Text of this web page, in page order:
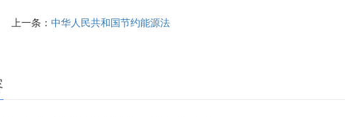
上一条：中华人民共和国节约能源法